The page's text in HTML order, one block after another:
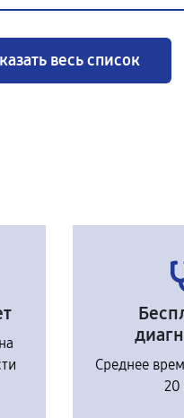
весь список
Среднее
20